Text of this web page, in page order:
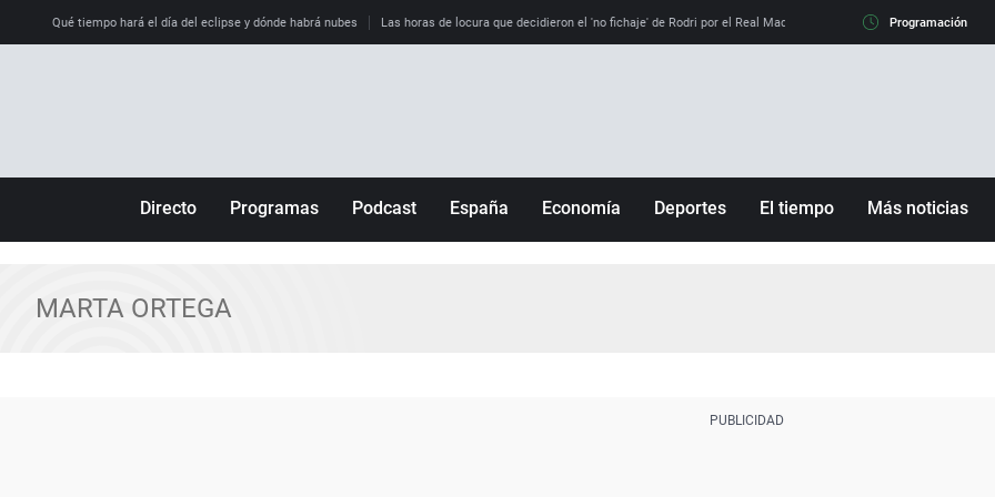
Qué tiempo hará el día del eclipse y dónde habrá nubes Las horas de locura que decidieron el 'no fichaje' de Rodri por el Real Madrid y su 'sí' al Barça La llamada
Programación
Directo Programas
Julia en la onda
Podcast España Economía Deportes El tiempo Más noticias
MARTA ORTEGA